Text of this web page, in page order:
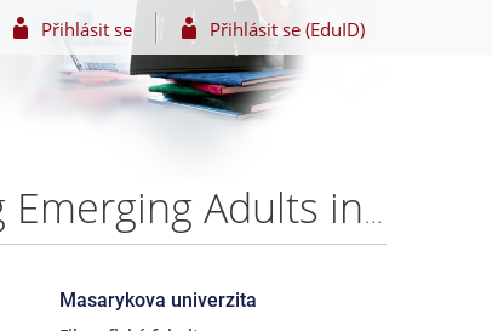
Přihlásit se Přihlásit se (EduID)
Subjective Perception of Transition to Adulthood Among Emerging Adults in the Czech Republic and Portugal – Mgr. Hana Adameová
Masarykova univerzita